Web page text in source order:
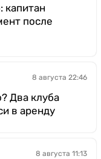
капитан
после
8 августа 22:46
Два клуба
в аренду
8 августа 11:13